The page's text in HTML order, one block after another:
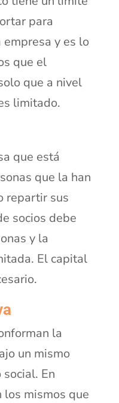
para
empresa y es lo
que el
que a nivel
limitado.
que está
que la han
repartir sus
socios debe
y la
El capital
la
un mismo
En
los mismos que